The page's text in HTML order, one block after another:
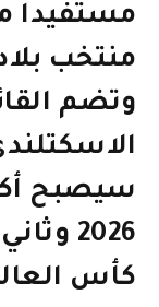
مستفيداً
منتخب
وتضم
سيصبح
2026
كأس